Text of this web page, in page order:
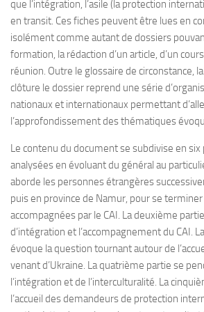
que l’intégration, l’asile (la protection
en transit. Ces fiches peuvent être lues en
isolément comme autant de dossiers
formation, la rédaction d’un article, d’un
réunion. Outre le glossaire de circonstance,
clôture le dossier reprend une série
nationaux et internationaux permettant
l’approfondissement des thématiques
Le contenu du document se subdivise en
analysées en évoluant du général au
aborde les personnes étrangères
puis en province de Namur, pour se
accompagnées par le CAI. La deuxième
d’intégration et l’accompagnement du CAI.
évoque la question tournant autour de
venant d’Ukraine. La quatrième partie se
l’intégration et de l’interculturalité. La
l’accueil des demandeurs de protection